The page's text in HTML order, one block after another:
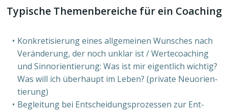
Typi­sche The­men­be­rei­che für ein Coa­ching
Kon­kre­ti­sie­rung eines all­ge­mei­nen Wun­sches nach
Ver­än­de­rung, der noch unklar ist / Wer­te­coa­ching
und Sinn­ori­en­tie­rung: Was ist mir eigent­lich wich­tig?
Was will ich über­haupt im Leben? (pri­va­te Neu­ori­en­
tie­rung)
Beglei­tung bei Ent­schei­dungs­pro­zes­sen zur Ent­